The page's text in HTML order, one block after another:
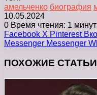
амельченко биография
10.05.2024
0 Время чтения: 1
Facebook X Pinterest
Messenger Messenger
ПОХОЖИЕ СТАТЬИ